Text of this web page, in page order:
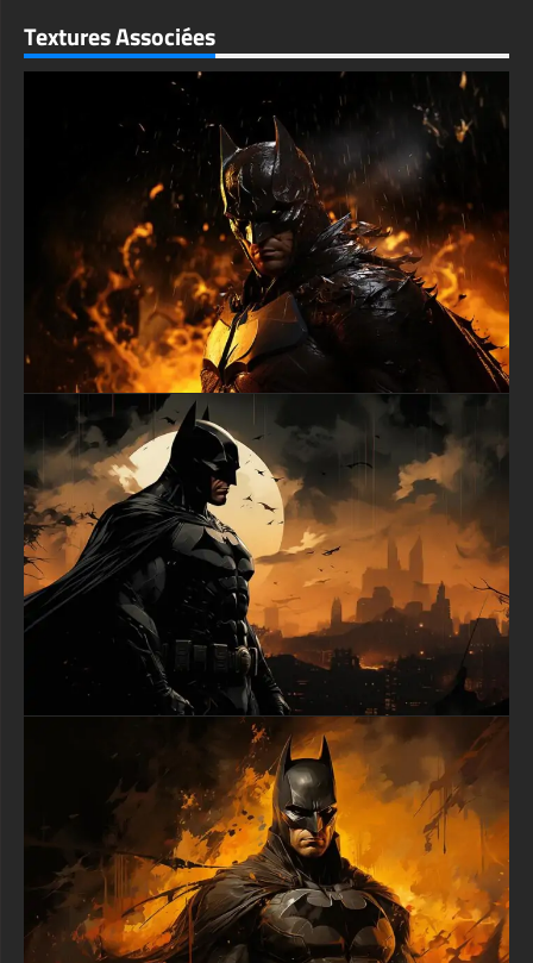
une variété de tailles pour répondre à vos besoins, y compris le
superbe UHD 4K original (3840x2160 px), des options haute
définition et une version orientée portrait spécialement conçue
pour les téléphones.
textures-3d-gratuiteshd.com